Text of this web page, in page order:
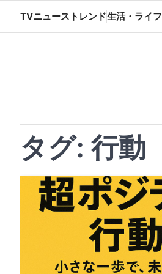
content
TVニューストレンド生活・ライフ
タグ:行動